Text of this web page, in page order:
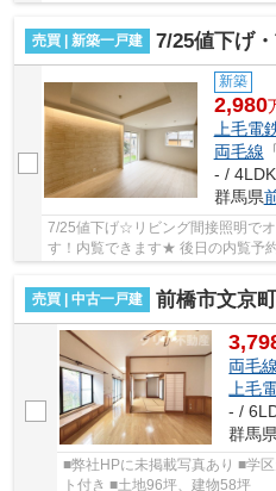
売買 | 新築一戸建
7/25値下げ・前橋市
新築
2,980
上毛電
両毛線
- /
群馬県
7/25値下げ☆リビング間接照明で
す！内覧できます★ 後日の内覧予
売買 | 中古一戸建
前橋市文京町 一条
両毛線
上毛
- /
群馬
■弊社HPに未掲載写真あり ■学
ト付き ■土地96坪、建物58坪